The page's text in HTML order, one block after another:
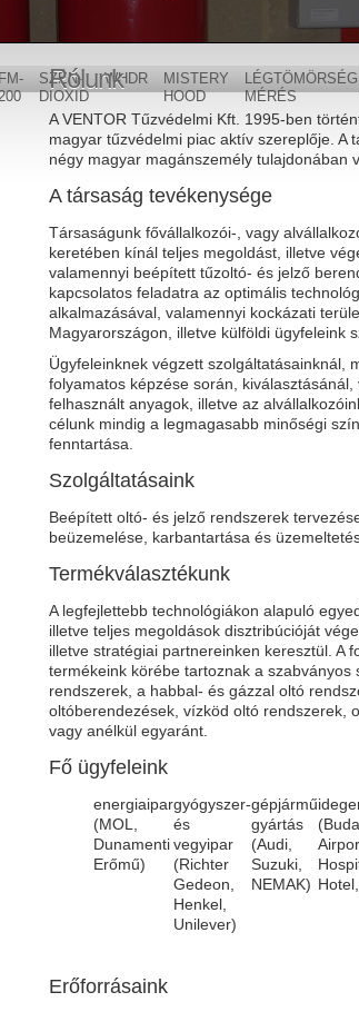
FM-
SZÉN-
DIOXID
WHDR
MISTERY
HOOD
LÉGTÖMÖRSÉG
MÉRÉS
Rólunk
A VENTOR Tűzvédelmi Kft. 1995-ben
magyar tűzvédelmi piac aktív szereplője. A
négy magyar magánszemély tulajdonában
A társaság tevékenysége
Társaságunk fővállalkozói-, vagy
keretében kínál teljes megoldást, illetve
valamennyi beépített tűzoltó- és jelző
kapcsolatos feladatra az optimális
alkalmazásával, valamennyi kockázati
Magyarországon, illetve külföldi ügyfeleink
Ügyfeleinknek végzett szolgáltatásainknál,
folyamatos képzése során, kiválasztásánál,
felhasznált anyagok, illetve az
célunk mindig a legmagasabb minőségi
fenntartása.
Szolgáltatásaink
Beépített oltó- és jelző rendszerek
beüzemelése, karbantartása és
Termékválasztékunk
A legfejlettebb technológiákon alapuló
illetve teljes megoldások disztribúcióját
illetve stratégiai partnereinken keresztül. A
termékeink körébe tartoznak a szabványos
rendszerek, a habbal- és gázzal oltó
oltóberendezések, vízköd oltó rendszerek,
vagy anélkül egyaránt.
Fő ügyfeleink
energiaipar
(MOL,
Dunamenti
Erőmű)
gyógyszer-
és
vegyipar
(Richter
Gedeon,
Henkel,
Unilever)
gépjármű
gyártás
(Audi,
Suzuki,
NEMAK)
Erőforrásaink